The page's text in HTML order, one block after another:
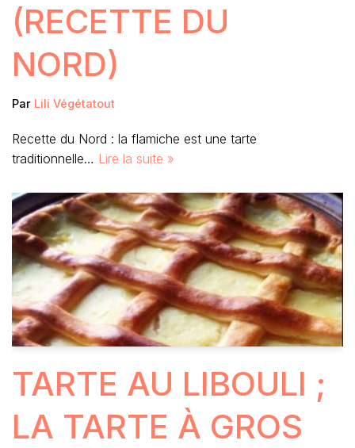
(RECETTE DU
NORD)
Par Lili Végétatout
Recette du Nord : la flamiche est une tarte
traditionnelle… Lire la suite »
TARTE AU LIBOULI ;
LA TARTE À GROS